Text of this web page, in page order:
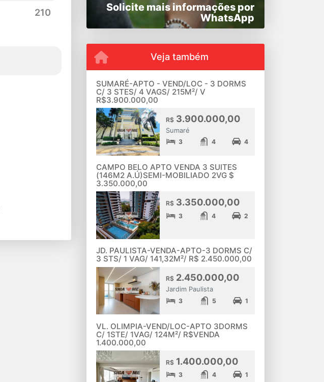
210
Solicite mais informações por
WhatsApp
Veja também
SUMARÉ-APTO - VEND/LOC - 3 DORMS
C/ 3 STES/ 4 VAGS/ 215M²/ V
R$3.900.000,00
R$3.900.000,00
Sumaré
3 4 4
CAMPO BELO APTO VENDA 3 SUITES
(146M2 A.Ú)SEMI-MOBILIADO 2VG $
3.350.000,00
R$3.350.000,00
3 4 2
JD. PAULISTA-VENDA-APTO-3 DORMS C/
3 STS/ 1 VAG/ 141,32M²/ R$ 2.450.000,00
R$2.450.000,00
Jardim Paulista
3 5 1
VL. OLIMPIA-VEND/LOC-APTO 3DORMS
C/ 1STE/ 1VAG/ 124M²/ R$VENDA
1.400.000,00
R$1.400.000,00
3 4 1